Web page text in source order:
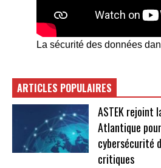
La sécurité des données
ARTICLES POPULAIRES
ASTEK rejoint
Atlantique
cybersécurité
critiques